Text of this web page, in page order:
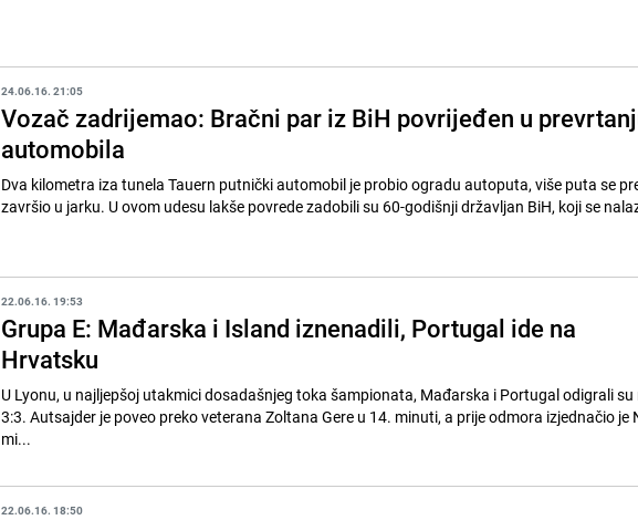
24.06.16. 21:05
Vozač zadrijemao: Bračni par iz BiH povrijeđen u
automobila
Dva kilometra iza tunela Tauern putnički automobil je probio ogradu autoputa, više puta se
završio u jarku. U ovom udesu lakše povrede zadobili su 60-godišnji državljan BiH, koji se
22.06.16. 19:53
Grupa E: Mađarska i Island iznenadili, Portugal ide na
Hrvatsku
U Lyonu, u najljepšoj utakmici dosadašnjeg toka šampionata, Mađarska i Portugal odigrali su
3:3. Autsajder je poveo preko veterana Zoltana Gere u 14. minuti, a prije odmora izjednačio je
mi...
22.06.16. 18:50